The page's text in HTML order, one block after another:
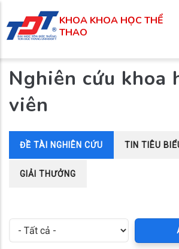
đến
nội
dung
KHOA KHOA HỌC THỂ
THAO
Nghiên cứu khoa
viên
Tab
chính
ĐỀ TÀI NGHIÊN CỨU
HOẠT
TIN TIÊU
GIẢI THƯỞNG